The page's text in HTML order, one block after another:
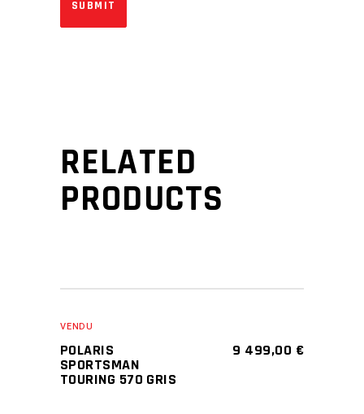
RELATED
PRODUCTS
VENDU
POLARIS
SPORTSMAN
TOURING 570 GRIS
9 499,00 €